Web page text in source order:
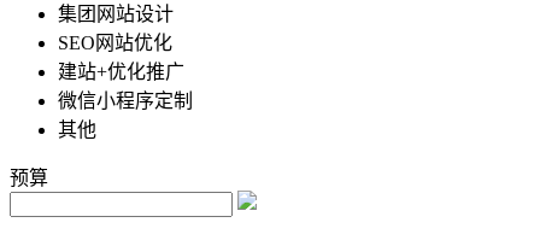
集团网站设计
SEO网站优化
建站+优化推广
微信小程序定制
其他
预算